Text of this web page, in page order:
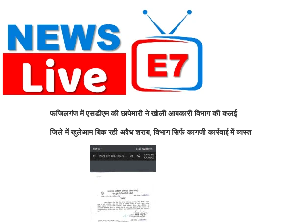
content
फजिलगंज में एसडीएम की छापेमारी ने खोली आबकारी विभाग की कलई
जिले में खुलेआम बिक रही अवैध शराब, विभाग सिर्फ कागजी कार्रवाई में व्यस्त